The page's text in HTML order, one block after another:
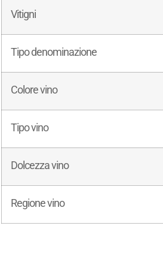
Vitigni
Tipo denominazione
Colore vino
Tipo vino
Dolcezza vino
Regione vino